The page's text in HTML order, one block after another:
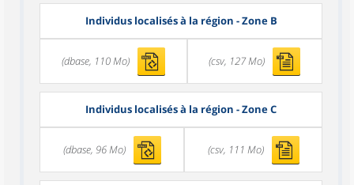
Individus localisés à la région - Zone B
(dbase, 110 Mo) (csv, 127 Mo)
Individus localisés à la région - Zone C
(dbase, 96 Mo) (csv, 111 Mo)